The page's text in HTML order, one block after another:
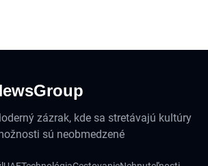
zázrak, kde sa stretávajú kultúry
sú neobmedzené